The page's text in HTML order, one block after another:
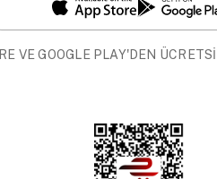
VE GOOGLE PLAY'DEN